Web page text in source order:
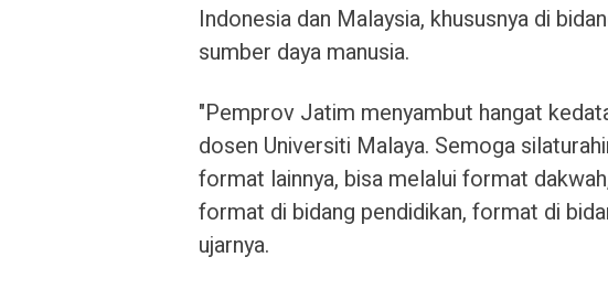
Indonesia dan Malaysia, khususnya di
sumber daya manusia.
"Pemprov Jatim menyambut hangat
dosen Universiti Malaya. Semoga
format lainnya, bisa melalui format
format di bidang pendidikan, format di
ujarnya.